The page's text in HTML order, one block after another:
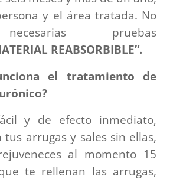
y el área tratada. No
pruebas
REABSORBIBLE”.
el tratamiento de
y de efecto inmediato,
tus arrugas y sales sin ellas,
al momento 15
te rellenan las arrugas,